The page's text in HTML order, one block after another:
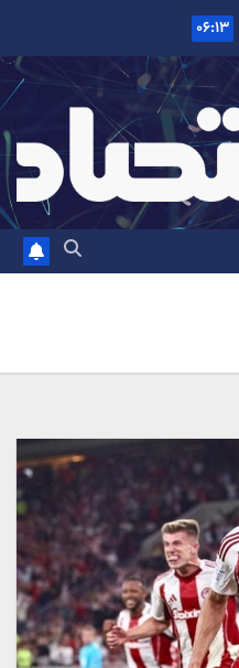
۰۶:۱۳